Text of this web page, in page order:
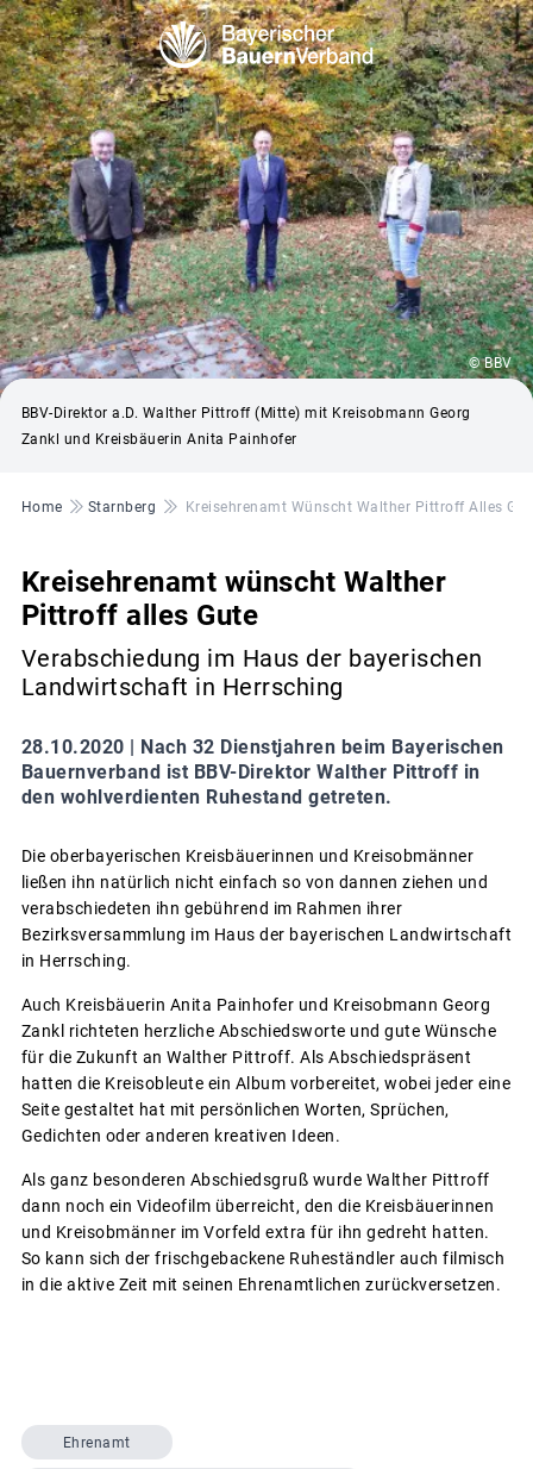
© BBV
BBV-Direktor a.D. Walther Pittroff (Mitte) mit Kreisobmann Georg
Zankl und Kreisbäuerin Anita Painhofer
Pfadnavigation
Home Starnberg Kreisehrenamt Wünscht Walther Pittroff Alles
Kreisehrenamt wünscht Walther
Pittroff alles Gute
Verabschiedung im Haus der bayerischen
Landwirtschaft in Herrsching
28.10.2020 |
Nach 32 Dienstjahren beim Bayerischen
Bauernverband ist BBV-Direktor Walther Pittroff in
den wohlverdienten Ruhestand getreten.
Die oberbayerischen Kreisbäuerinnen und Kreisobmänner
ließen ihn natürlich nicht einfach so von dannen ziehen und
verabschiedeten ihn gebührend im Rahmen ihrer
Bezirksversammlung im Haus der bayerischen Landwirtschaft
in Herrsching.
Auch Kreisbäuerin Anita Painhofer und Kreisobmann Georg
Zankl richteten herzliche Abschiedsworte und gute Wünsche
für die Zukunft an Walther Pittroff. Als Abschiedspräsent
hatten die Kreisobleute ein Album vorbereitet, wobei jeder eine
Seite gestaltet hat mit persönlichen Worten, Sprüchen,
Gedichten oder anderen kreativen Ideen.
Als ganz besonderen Abschiedsgruß wurde Walther Pittroff
dann noch ein Videofilm überreicht, den die Kreisbäuerinnen
und Kreisobmänner im Vorfeld extra für ihn gedreht hatten.
So kann sich der frischgebackene Ruheständler auch filmisch
in die aktive Zeit mit seinen Ehrenamtlichen zurückversetzen.
Ehrenamt